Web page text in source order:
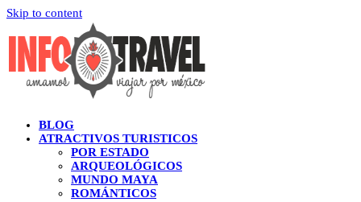
Skip to content
BLOG
ATRACTIVOS TURISTICOS
POR ESTADO
ARQUEOLÓGICOS
MUNDO MAYA
ROMÁNTICOS